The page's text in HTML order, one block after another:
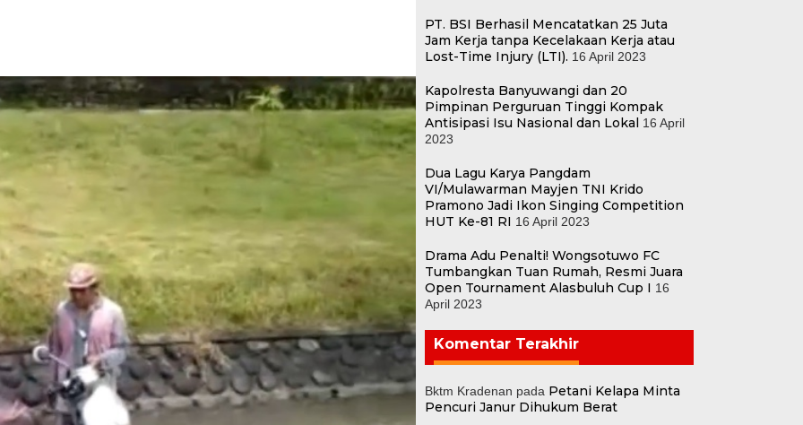
PT. BSI Berhasil Mencatatkan 25 Juta
Jam Kerja tanpa Kecelakaan Kerja atau
Lost-Time Injury (LTI). 16 April 2023
Kapolresta Banyuwangi dan 20
Pimpinan Perguruan Tinggi Kompak
Antisipasi Isu Nasional dan Lokal 16 April
2023
Dua Lagu Karya Pangdam
VI/Mulawarman Mayjen TNI Krido
Pramono Jadi Ikon Singing Competition
HUT Ke-81 RI 16 April 2023
Drama Adu Penalti! Wongsotuwo FC
Tumbangkan Tuan Rumah, Resmi Juara
Open Tournament Alasbuluh Cup I 16
April 2023
Komentar Terakhir
Bktm Kradenan pada Petani Kelapa Minta
Pencuri Janur Dihukum Berat